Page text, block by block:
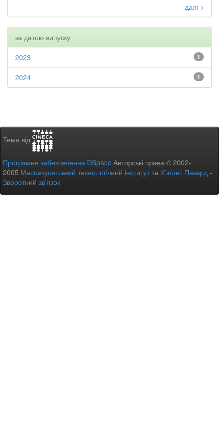
далі >
за датою випуску
1
2023
1
2024
Тема від
Програмне забезпечення DSpace Авторські права © 2002-
2005 Массачусетський технологічний інститутта Х’юлет Пакард -
Зворотний зв’язок